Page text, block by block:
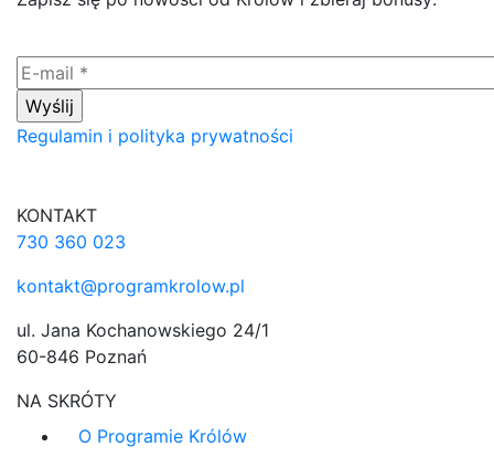
Regulamin i polityka prywatności
KONTAKT
730 360 023
kontakt@programkrolow.pl
ul. Jana Kochanowskiego 24/1
60-846 Poznań
NA SKRÓTY
O Programie Królów